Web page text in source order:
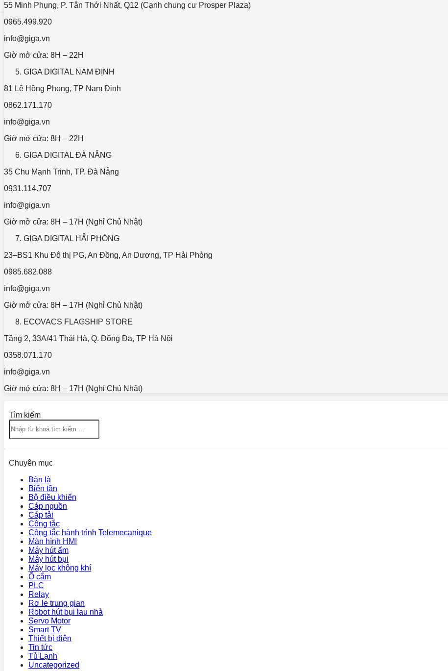
55 Minh Phụng, P. Tân Thới Nhất, Q12 (Cạnh chung cư Prosper Plaza)
0965.499.920
info@giga.vn
Giờ mở cửa: 8H – 22H
GIGA DIGITAL NAM ĐỊNH
81 Lê Hồng Phong, TP Nam Định
0862.171.170
info@giga.vn
Giờ mở cửa: 8H – 22H
GIGA DIGITAL ĐÀ NẴNG
35 Chu Mạnh Trinh, TP. Đà Nẵng
0931.114.707
info@giga.vn
Giờ mở cửa: 8H – 17H (Nghỉ Chủ Nhật)
GIGA DIGITAL HẢI PHÒNG
23–BS1 Khu Đô thị PG, An Đồng, An Dương, TP Hải Phòng
0985.682.088
info@giga.vn
Giờ mở cửa: 8H – 17H (Nghỉ Chủ Nhật)
ECOVACS FLAGSHIP STORE
Tầng 2, 33A/41 Thái Hà, Q. Đống Đa, TP Hà Nội
0358.071.170
info@giga.vn
Giờ mở cửa: 8H – 17H (Nghỉ Chủ Nhật)
Tìm kiếm
Chuyên mục
Bàn là
Biến tần
Bộ điều khiển
Cáp nguồn
Cáp tải
Công tắc
Công tắc hành trình Telemecanique
Màn hình HMI
Máy hút ẩm
Máy hút bụi
Máy lọc không khí
Ổ cắm
PLC
Relay
Rơ le trung gian
Robot hút bụi lau nhà
Servo Motor
Smart TV
Thiết bị điện
Tin tức
Tủ Lạnh
Uncategorized